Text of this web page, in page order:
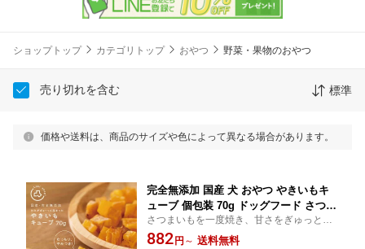
ショップトップ カテゴリトップ おやつ 野菜・果物のおやつ
売り切れを含む 標準
価格や送料は、商品のサイズや色によって異なる場合があります。
完全無添加 国産 犬 おやつ やきいもキ
ューブ 個包装 70g ドッグフード さつま
いも 芋 トッピング ギフト プレゼント
オヤツ 大型犬 中型犬 小型犬 超小型犬
さつまいもを一度焼き、甘さをぎゅっと濃
縮！
882円 ～ 送料無料